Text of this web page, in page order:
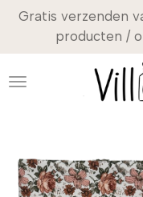
Ga
naar
de
Gratis verzenden
producten /